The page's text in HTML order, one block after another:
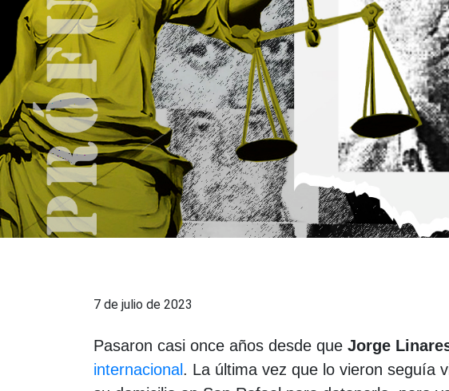
7 de julio de 2023
Pasaron casi once años desde que Jorge
internacional . La última vez que lo vieron seguía